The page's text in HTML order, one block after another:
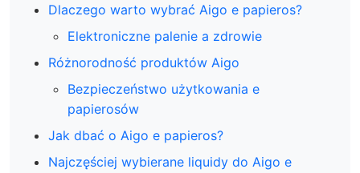
Dlaczego warto wybrać Aigo e papieros?
Elektroniczne palenie a zdrowie
Różnorodność produktów Aigo
Bezpieczeństwo użytkowania e
papierosów
Jak dbać o Aigo e papieros?
Najczęściej wybierane liquidy do Aigo e